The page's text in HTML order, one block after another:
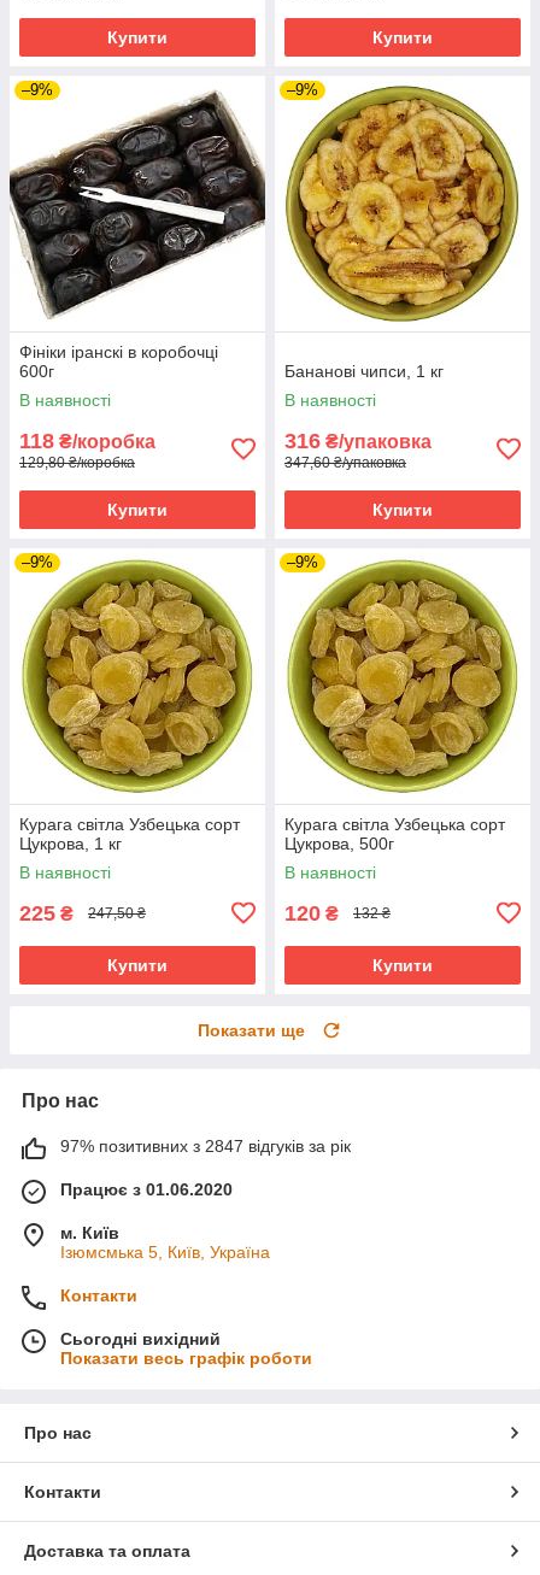
Купити Купити
–9%
Фініки іранскі в коробочці
600г
В наявності
118 ₴/коробка
129,80 ₴/коробка
Купити
–9%
Бананові чипси, 1 кг
В наявності
316 ₴/упаковка
347,60 ₴/упаковка
Купити
–9%
Курага світла Узбецька сорт
Цукрова, 1 кг
В наявності
225 ₴ 247,50 ₴
Купити
–9%
Курага світла Узбецька сорт
Цукрова, 500г
В наявності
120 ₴ 132 ₴
Купити
Показати ще
Про нас
97% позитивних з 2847 відгуків за рік
Працює з 01.06.2020
м. Київ
Ізюмсмька 5, Київ, Україна
Контакти
Сьогодні вихідний
Показати весь графік роботи
Про нас
Контакти
Доставка та оплата